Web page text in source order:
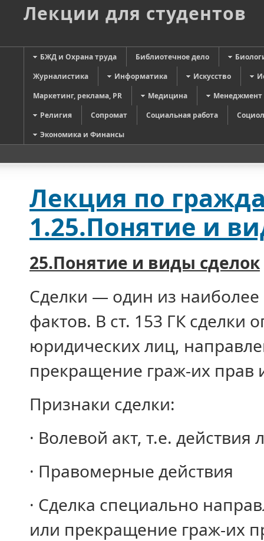
Лекции для студентов
БЖД и Охрана труда Библиотечное дело
Журналистика
Информатика Искусство
Маркетинг, реклама, PR
Медицина
Менеджмент
Религия
Сопромат Социальная работа
Экономика и Финансы
Лекция по
1.25.Понятие и
25.Понятие и виды сделок
Сделки — один из
фактов. В ст. 153 ГК сделки
юридических лиц,
прекращение граж-их прав
Признаки сделки:
· Волевой акт, т.е. действия
· Правомерные действия
· Сделка специально
или прекращение граж-их